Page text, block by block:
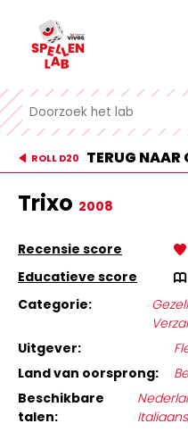
ROLL D20 TERUG NAAR
Trixo 2008
Recensie score
Educatieve score
Categorie:
Uitgever:
Land van oorsprong:
Beschikbare
talen:
Italiaans